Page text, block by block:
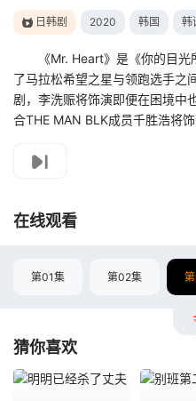
日韩剧 2020 韩国 韩
《Mr. Heart》是《你的目光
了马拉松希望之星与领跑选手之
剧，李洗赈将饰演即便在困境中
合THE MAN BLK成员千胜浩将
在线观看
第01集 第02集
猜你喜欢